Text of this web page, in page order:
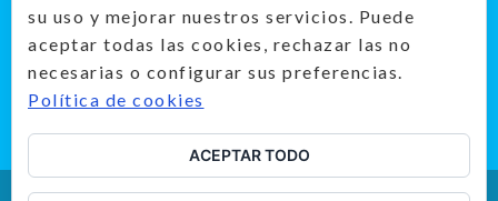
Producido por:
su uso y mejorar nuestros servicios. Puede
aceptar todas las cookies, rechazar las no
necesarias o configurar sus preferencias.
Política de cookies
ACEPTAR TODO